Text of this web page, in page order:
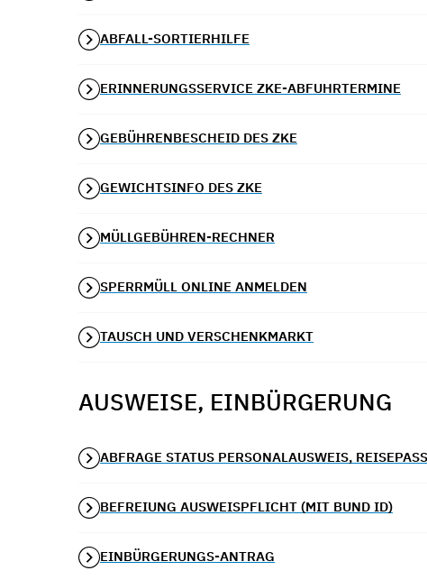
ABFALL-SORTIERHILFE
ERINNERUNGSSERVICE ZKE-ABFUHRTERMINE
GEBÜHRENBESCHEID DES ZKE
GEWICHTSINFO DES ZKE
MÜLLGEBÜHREN-RECHNER
SPERRMÜLL ONLINE ANMELDEN
TAUSCH UND VERSCHENKMARKT
AUSWEISE, EINBÜRGERUNG
ABFRAGE STATUS PERSONALAUSWEIS,
BEFREIUNG AUSWEISPFLICHT (MIT BUND ID)
EINBÜRGERUNGS-ANTRAG